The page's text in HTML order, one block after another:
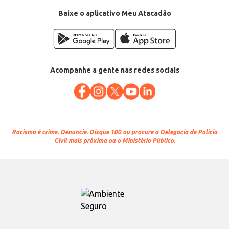
Baixe o aplicativo Meu Atacadão
Acompanhe a gente nas redes sociais
Racismo é crime. Denuncie. Disque 100 ou procure a Delegacia de Polícia
Civil mais próxima ou o Ministério Público.